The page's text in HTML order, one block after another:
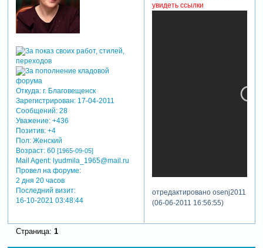
Откуда:г. Благовещенск
Зарегистрирован: 17-04-2011
Сообщений:28
Уважение: +436
Позитив: +4
Пол:Женский
Возраст:60 [1965-09-05]
Mail Agent:lyudmila_1965@mail.ru
Провел на форуме:
2 дня 20 часов
Последний визит:
16-10-2021 03:48:44
увидеть ссылки
отредактировано osenj2011
(06-06-2011 16:56:55)
Страница: 1